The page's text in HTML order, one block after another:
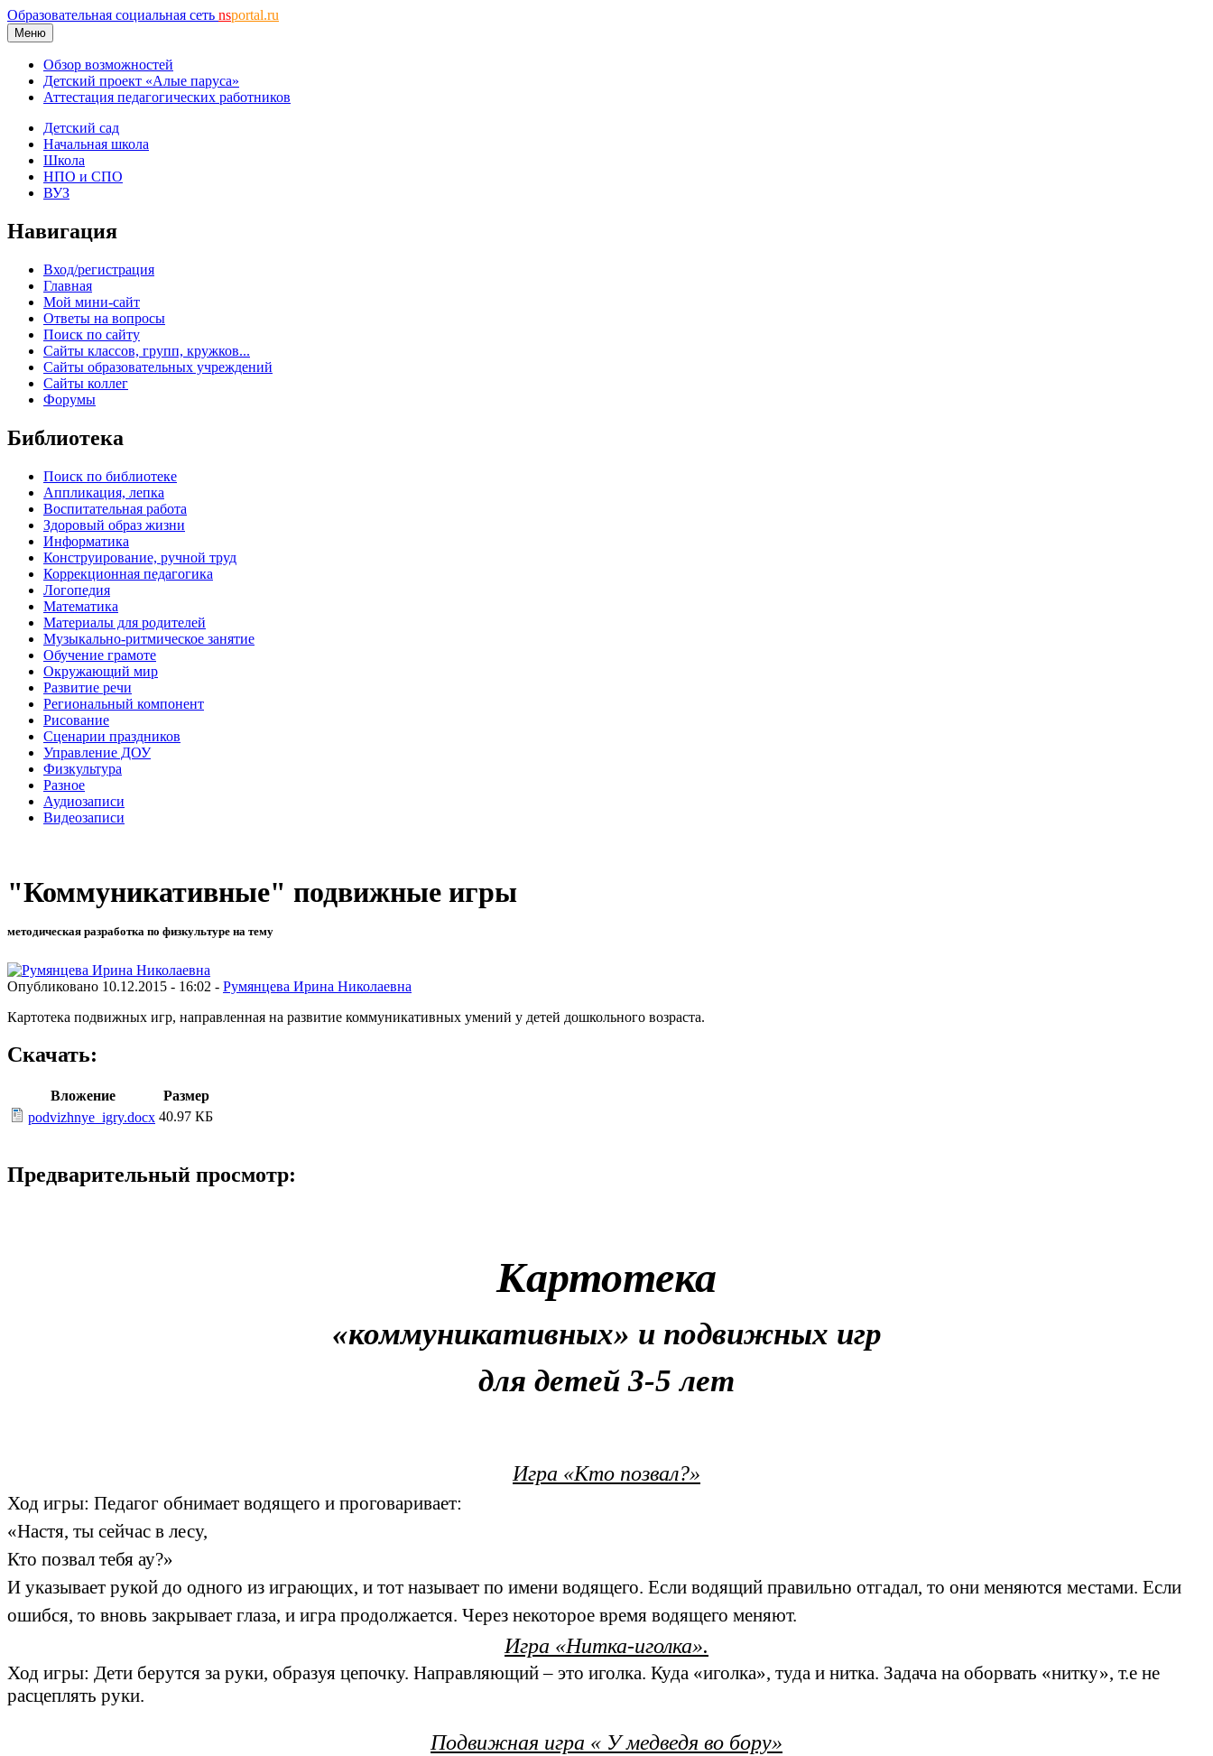
Образовательная социальная сеть nsportal.ru
Меню
Обзор возможностей
Детский проект «Алые паруса»
Аттестация педагогических работников
Детский сад
Начальная школа
Школа
НПО и СПО
ВУЗ
Навигация
Вход/регистрация
Главная
Мой мини-сайт
Ответы на вопросы
Поиск по сайту
Сайты классов, групп, кружков...
Сайты образовательных учреждений
Сайты коллег
Форумы
Библиотека
Поиск по библиотеке
Аппликация, лепка
Воспитательная работа
Здоровый образ жизни
Информатика
Конструирование, ручной труд
Коррекционная педагогика
Логопедия
Математика
Материалы для родителей
Музыкально-ритмическое занятие
Обучение грамоте
Окружающий мир
Развитие речи
Региональный компонент
Рисование
Сценарии праздников
Управление ДОУ
Физкультура
Разное
Аудиозаписи
Видеозаписи
"Коммуникативные" подвижные игры
методическая разработка по физкультуре на тему
Опубликовано 10.12.2015 - 16:02 - Румянцева Ирина Николаевна
Картотека подвижных игр, направленная на развитие коммуникативных умений у детей дошкольного возраста.
Скачать:
Вложение
Размер
podvizhnye_igry.docx 40.97 КБ
Предварительный просмотр:
Картотека
«коммуникативных» и подвижных игр
для детей 3-5 лет
Игра «Кто позвал?»
Ход игры: Педагог обнимает водящего и проговаривает:
«Настя, ты сейчас в лесу,
Кто позвал тебя ау?»
И указывает рукой до одного из играющих, и тот называет по имени водящего. Если водящий правильно отгадал, то они меняются местами. Если
ошибся, то вновь закрывает глаза, и игра продолжается. Через некоторое время водящего меняют.
Игра «Нитка-иголка».
Ход игры: Дети берутся за руки, образуя цепочку. Направляющий – это иголка. Куда «иголка», туда и нитка. Задача на оборвать «нитку», т.е не
расцеплять руки.
Подвижная игра « У медведя во бору»